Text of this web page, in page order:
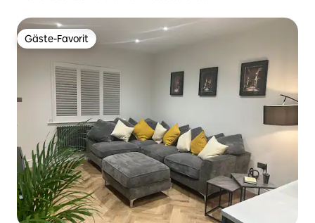
Gäste-Favorit
Gäste-Favorit